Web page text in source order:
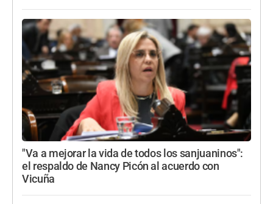
"Va a mejorar la vida de todos los sanjuaninos":
el respaldo de Nancy Picón al acuerdo con
Vicuña